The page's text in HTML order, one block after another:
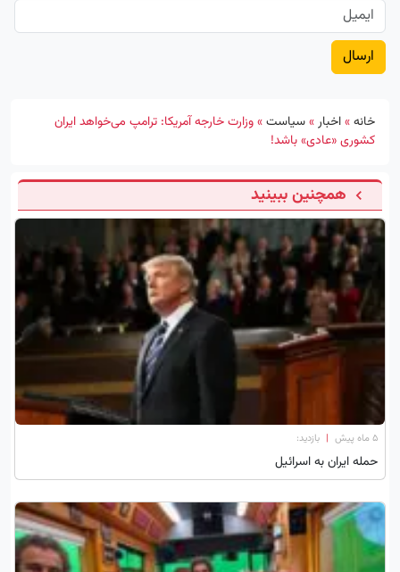
خانه»اخبار»سیاست»وزارت خارجه آمریکا: ترامپ می‌خواهد ایران
کشوری «عادی» باشد!
همچنین ببینید
۵ ماه پیش | بازدید:
حمله ایران به اسرائیل